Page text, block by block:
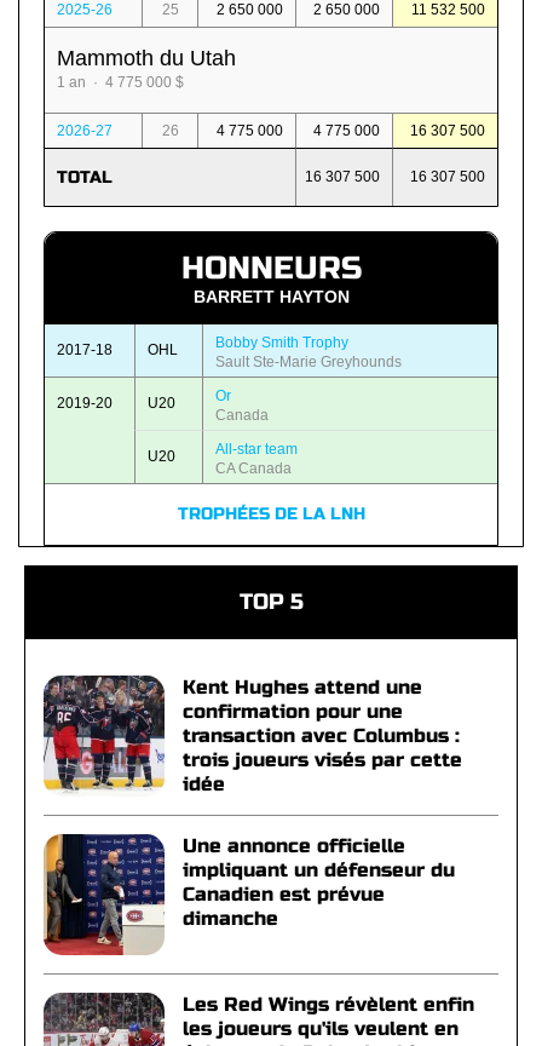
2025-26 25 2 650 000 2 650 000 11 532 500
Mammoth du Utah
1 an · 4 775 000 $
2026-27 26 4 775 000 4 775 000 16 307 500
TOTAL 16 307 500 16 307 500
HONNEURS
BARRETT HAYTON
2017-18 OHL
Bobby Smith Trophy
Sault Ste-Marie Greyhounds
2019-20 U20
Or
Canada
U20
All-star team
CA Canada
TROPHÉES DE LA LNH
TOP 5
Kent Hughes attend une
confirmation pour une
transaction avec Columbus :
trois joueurs visés par cette
idée
Une annonce officielle
impliquant un défenseur du
Canadien est prévue
dimanche
Les Red Wings révèlent enfin
les joueurs qu'ils veulent en